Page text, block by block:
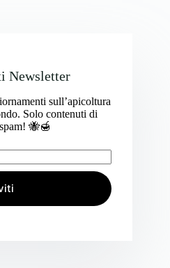
Newsletter
sull’apicoltura
Solo contenuti di
🐝🍯